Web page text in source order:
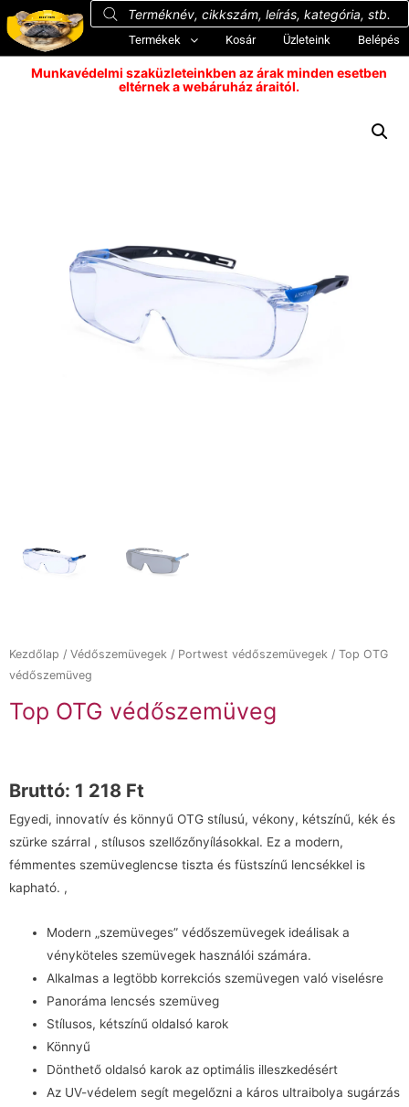
Termékek Kosár Üzleteink Belépés
Munkavédelmi szaküzleteinkben az árak minden esetben
eltérnek a webáruház áraitól.
Kezdőlap / Védőszemüvegek / Portwest védőszemüvegek / Top OTG
védőszemüveg
Top OTG védőszemüveg
Bruttó: 1 218 Ft
Egyedi, innovatív és könnyű OTG stílusú, vékony, kétszínű, kék és
szürke szárral , stílusos szellőzőnyílásokkal. Ez a modern,
fémmentes szemüveglencse tiszta és füstszínű lencsékkel is
kapható. ,
Modern „szemüveges” védőszemüvegek ideálisak a
vényköteles szemüvegek használói számára.
Alkalmas a legtöbb korrekciós szemüvegen való viselésre
Panoráma lencsés szemüveg
Stílusos, kétszínű oldalsó karok
Könnyű
Dönthető oldalsó karok az optimális illeszkedésért
Az UV-védelem segít megelőzni a káros ultraibolya sugárzás